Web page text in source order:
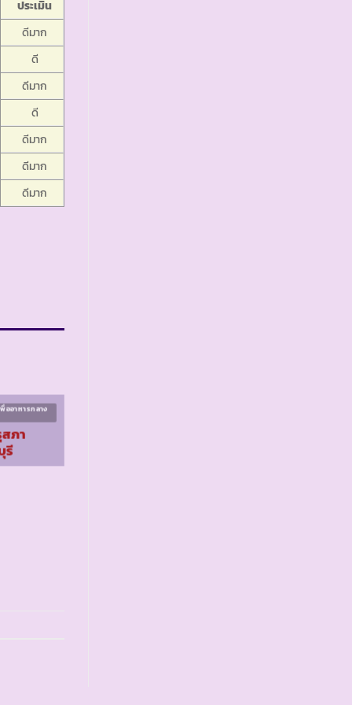
ประเมิน
ดีมาก
ดี
ดีมาก
ดี
ดีมาก
ดีมาก
ดีมาก
ออาหารกลาง
ภา
รี